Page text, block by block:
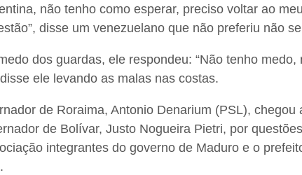
não tenho como esperar, preciso voltar ao
disse um venezuelano que não preferiu não
dos guardas, ele respondeu: “Não tenho medo,
ele levando as malas nas costas.
de Roraima, Antonio Denarium (PSL), chegou
de Bolívar, Justo Nogueira Pietri, por
integrantes do governo de Maduro e o